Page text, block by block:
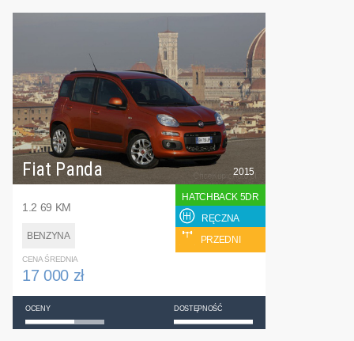
Fiat Panda
1.2 69 KM
BENZYNA
2015
HATCHBACK 5DR
RĘCZNA
PRZEDNI
CENA ŚREDNIA
17 000 zł
OCENY DOSTĘPNOŚĆ